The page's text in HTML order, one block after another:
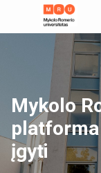
Mykolo
įgyti